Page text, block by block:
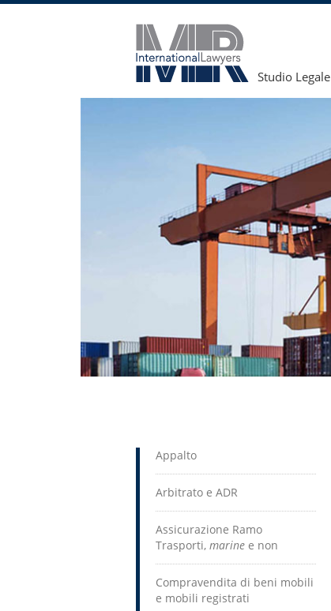
Studio
Appalto
Arbitrato e ADR
Assicurazione Ramo
Trasporti, marine e non
Compravendita di beni mobili
e mobili registrati